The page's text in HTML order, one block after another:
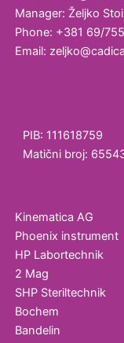
Manager: Željko
Phone: +381 69/
Email:
PIB: 111618759
Matični broj:
Kinematica AG
Phoenix instrument
HP Labortechnik
2 Mag
SHP Steriltechnik
Bochem
Bandelin